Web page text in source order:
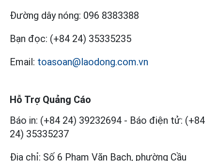
Đường dây nóng: 096 8383388
Bạn đọc: (+84 24) 35335235
Email: toasoan@laodong.com.vn
Hỗ Trợ Quảng Cáo
Báo in: (+84 24) 39232694 - Báo điện tử: (+84
24) 35335237
Địa chỉ: Số 6 Phạm Văn Bạch, phường Cầu